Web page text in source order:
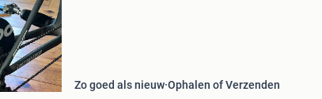
Zo goed als nieuw Ophalen of Verzenden